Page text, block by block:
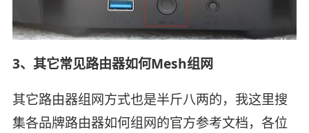
3、其它常见路由器如何Mesh组网
其它路由器组网方式也是半斤八两的，我这里搜
集各品牌路由器如何组网的官方参考文档，各位